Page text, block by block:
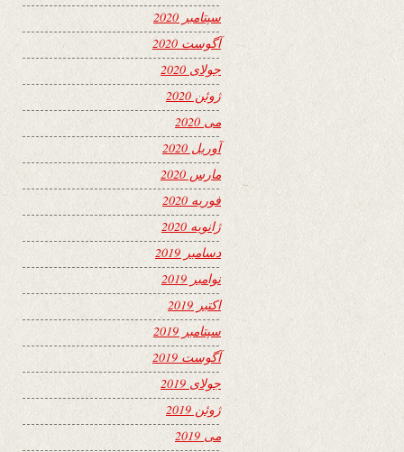
سپتامبر 2020
آگوست 2020
جولای 2020
ژوئن 2020
می 2020
آوریل 2020
مارس 2020
فوریه 2020
ژانویه 2020
دسامبر 2019
نوامبر 2019
اکتبر 2019
سپتامبر 2019
آگوست 2019
جولای 2019
ژوئن 2019
می 2019